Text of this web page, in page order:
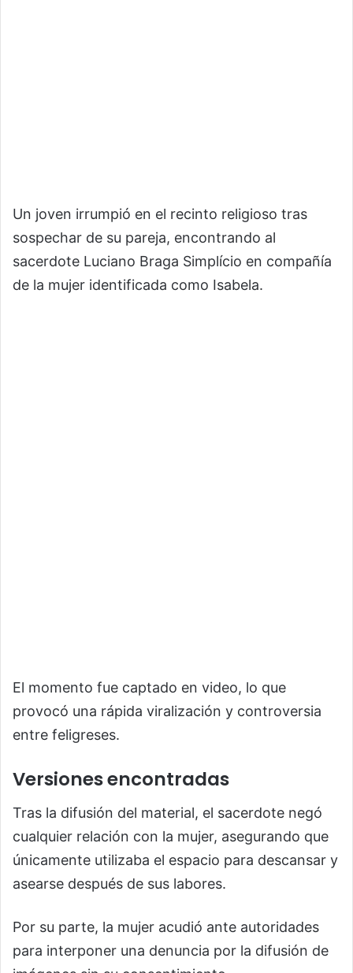
Un joven irrumpió en el recinto religioso tras
sospechar de su pareja, encontrando al
sacerdote Luciano Braga Simplício en compañía
de la mujer identificada como Isabela.
El momento fue captado en video, lo que
provocó una rápida viralización y controversia
entre feligreses.
Versiones encontradas
Tras la difusión del material, el sacerdote negó
cualquier relación con la mujer, asegurando que
únicamente utilizaba el espacio para descansar y
asearse después de sus labores.
Por su parte, la mujer acudió ante autoridades
para interponer una denuncia por la difusión de